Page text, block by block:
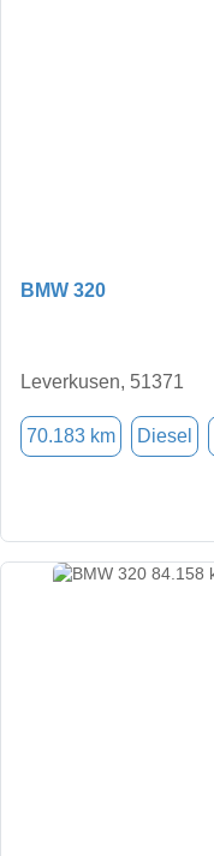
BMW 320
Leverkusen, 51371
70.183 km Diesel